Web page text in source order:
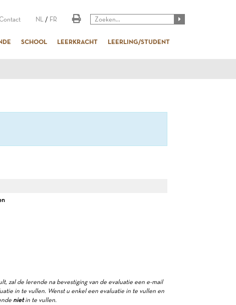
NL / FR
SCHOOL LEERKRACHT LEERLING/STUDENT
zal de lerende na bevestiging van de evaluatie een e-mail
in te vullen. Wenst u enkel een evaluatie in te vullen en
nietin te vullen.